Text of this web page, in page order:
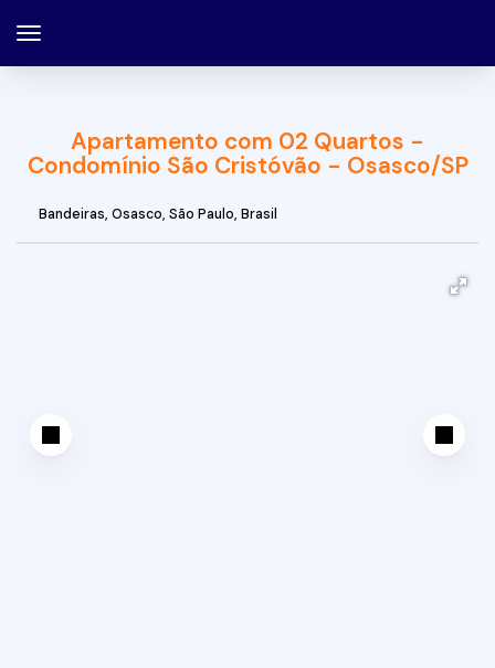
Apartamento com 02 Quartos -
Condomínio São Cristóvão - Osasco/SP
Bandeiras, Osasco, São Paulo, Brasil